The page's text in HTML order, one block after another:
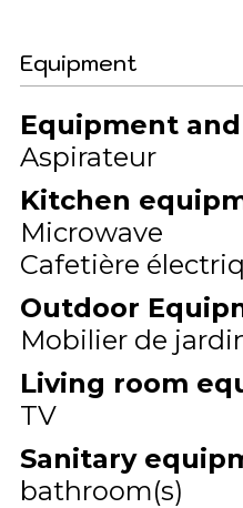
Equipment
Equipment
Aspirateur
Kitchen
Microwave
Cafetière
Outdoor
Mobilier de
Living room
TV
Sanitary
bathroom(s)